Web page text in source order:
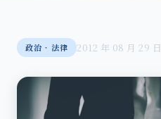
政治‧法律 2012 年 08 月 29 日